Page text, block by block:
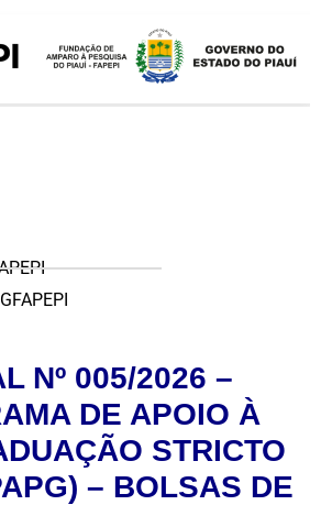
Nº 005/2026 –
DE APOIO À
STRICTO
– BOLSAS DE